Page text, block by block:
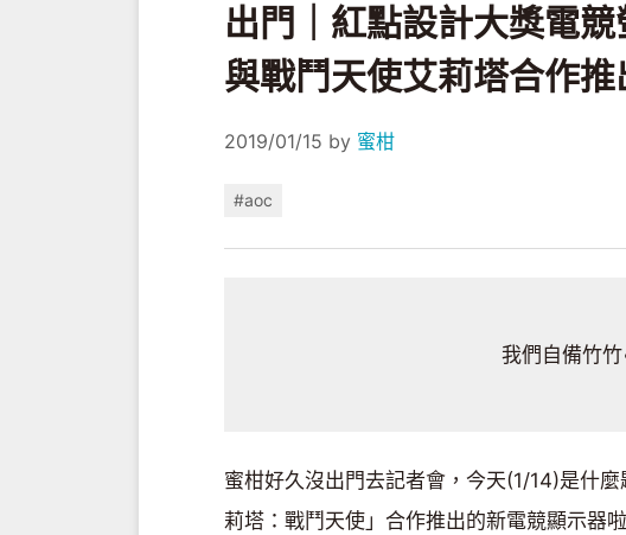
出門｜紅點設計大獎電競
與戰鬥天使艾莉塔合作推
2019/01/15 by 蜜柑
#aoc
我們自備竹
蜜柑好久沒出門去記者會，今天(1/14)是什
莉塔：戰鬥天使」合作推出的新電競顯示器